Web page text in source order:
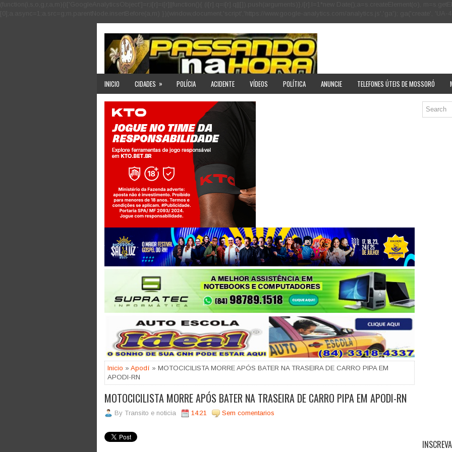
INICIO CIDADES » POLÍCIA ACIDENTE VÍDEOS POLÍTICA ANUNCIE TELEFONES ÚTEIS DE MOSSORÓ
Jogue com responsabilidade. 18+
Inicio » Apodí » MOTOCICILISTA MORRE APÓS BATER NA TRASEIRA DE CARRO PIPA EM
APODI-RN
MOTOCICILISTA MORRE APÓS BATER NA TRASEIRA DE CARRO PIPA EM APODI-RN
By Transito e noticia 14:21 Sem comentarios